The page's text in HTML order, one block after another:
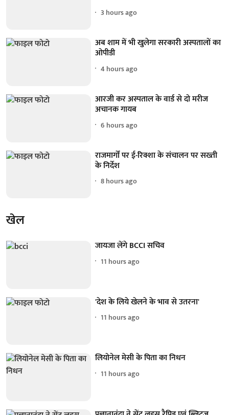
3 hours ago
अब शाम में भी खुलेगा सरकारी अस्पतालों का
ओपीडी
4 hours ago
आरजी कर अस्पताल के वार्ड से दो मरीज
अचानक गायब
6 hours ago
राजमार्गों पर ई-रिक्शा के संचालन पर सख्ती
के निर्देश
8 hours ago
खेल
जायजा लेंगे BCCI सचिव
11 hours ago
'देश के लिये खेलने के भाव से उतरना'
11 hours ago
लियोनेल मेसी के पिता का निधन
11 hours ago